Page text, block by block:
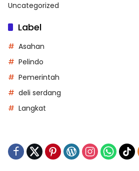
Uncategorized
Label
Asahan
Pelindo
Pemerintah
deli serdang
Langkat